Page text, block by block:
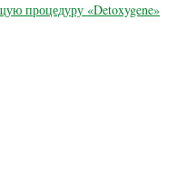
процедуру «Detoxygene»